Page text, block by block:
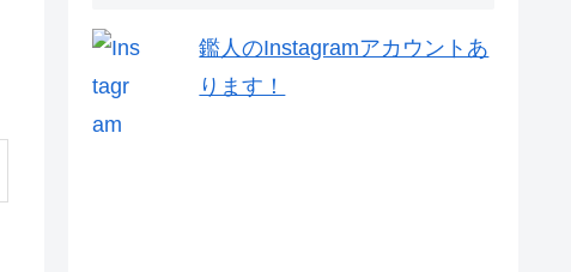
鑑人のInstagramアカウントあ
ります！